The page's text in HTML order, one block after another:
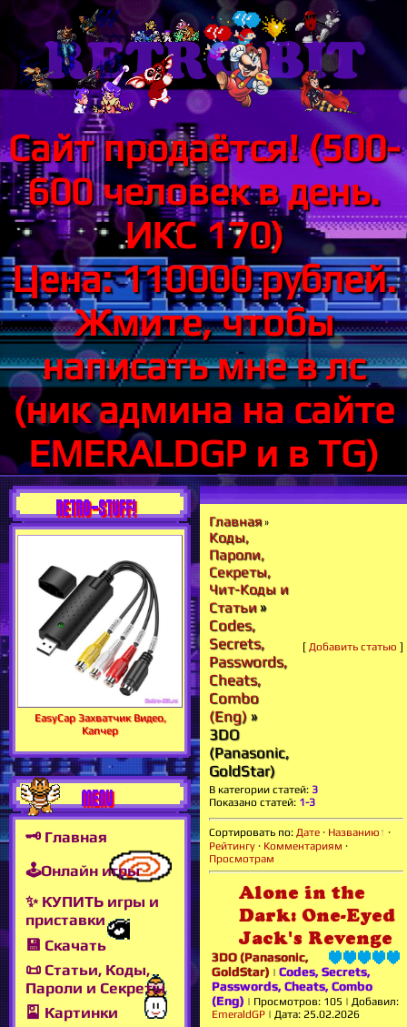
Сайт продаётся! (500-
600 человек в день.
ИКС 170)
Цена: 110000 рублей.
Жмите, чтобы
написать мне в лс
(ник админа на сайте
EMERALDGP и в TG)
RETRO-STUFF!
EasyCap Захватчик Видео,
Капчер
MENU
🗝 Главная
🕹Онлайн игры
✨ КУПИТЬ игры и
приставки
💾 Скачать
📜 Статьи, Коды,
Пароли и Секреты
🎴 Картинки
Главная»
Коды,
Пароли,
Секреты,
Чит-Коды и
Статьи»
Codes,
Secrets,
Passwords,
Cheats,
Combo
(Eng) »
3DO
(Panasonic,
GoldStar)
[ Добавить статью ]
В категории статей: 3
Показано статей: 1-3
Сортировать по: Дате · Названию
·
Рейтингу · Комментариям ·
Просмотрам
Alone in the
Dark: One-Eyed
Jack's Revenge
3DO (Panasonic,
GoldStar) | Codes, Secrets,
Passwords, Cheats, Combo
(Eng) | Просмотров: 105 | Добавил:
EmeraldGP | Дата: 25.02.2026